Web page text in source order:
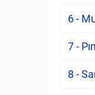
6 -
7 -
8 -